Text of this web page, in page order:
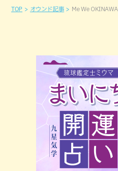
TOP オウンド記事 Me We OKINAWA